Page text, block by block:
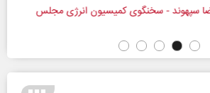
- سخنگوی کمیسیون انرژی مجلس